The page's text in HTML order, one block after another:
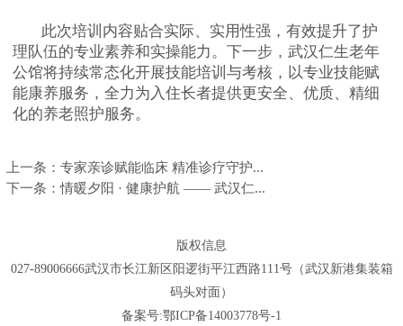
此次培训内容贴合实际、实用性强，有效提升了护
理队伍的专业素养和实操能力。下一步，武汉仁生老年
公馆将持续常态化开展技能培训与考核，以专业技能赋
能康养服务，全力为入住长者提供更安全、优质、精细
化的养老照护服务。
上一条： 专家亲诊赋能临床 精准诊疗守护...
下一条：情暖夕阳 · 健康护航 —— 武汉仁...
版权信息
027-89006666武汉市长江新区阳逻街平江西路111号（武汉新港集装箱
码头对面）
备案号:鄂ICP备14003778号-1